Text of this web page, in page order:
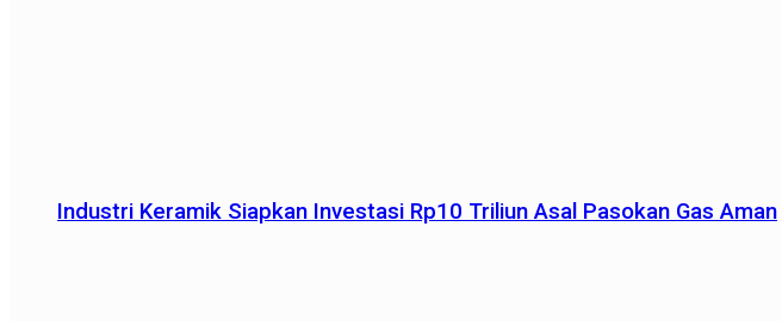
Industri Keramik Siapkan Investasi Rp10 Triliun Asal Pasokan Gas Aman